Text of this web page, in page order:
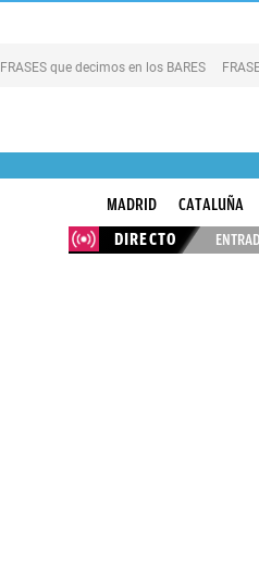
FRASES que decimos en los BARES
MADRID CATALUÑA
DIRECTO